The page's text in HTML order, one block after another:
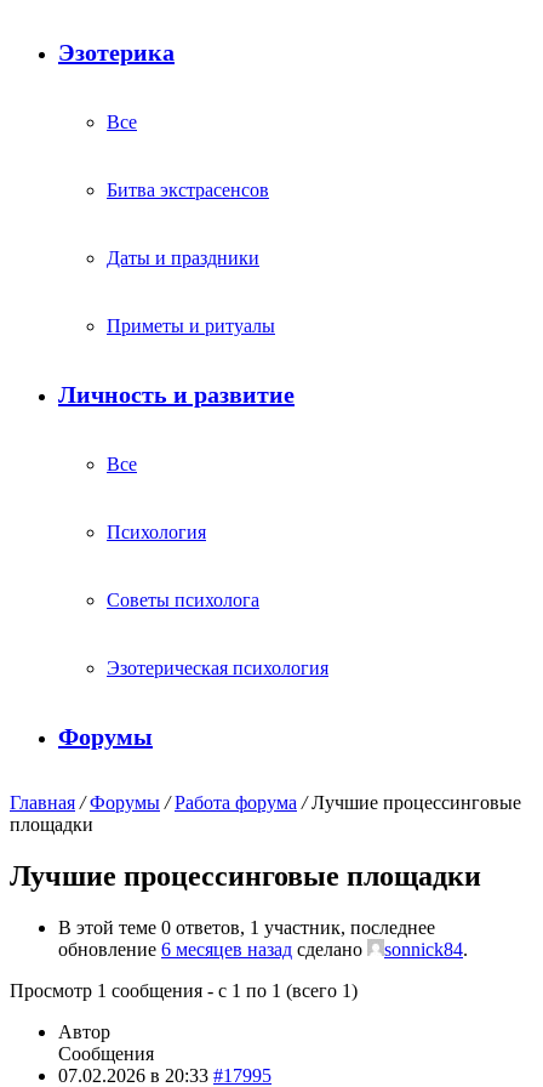
Эзотерика
Все
Битва экстрасенсов
Даты и праздники
Приметы и ритуалы
Личность и развитие
Все
Психология
Советы психолога
Эзотерическая психология
Форумы
Главная / Форумы / Работа форума / Лучшие процессинговые
площадки
Лучшие процессинговые площадки
В этой теме 0 ответов, 1 участник, последнее
обновление 6 месяцев назад сделано sonnick84.
Просмотр 1 сообщения - с 1 по 1 (всего 1)
Автор
Сообщения
07.02.2026 в 20:33 #17995